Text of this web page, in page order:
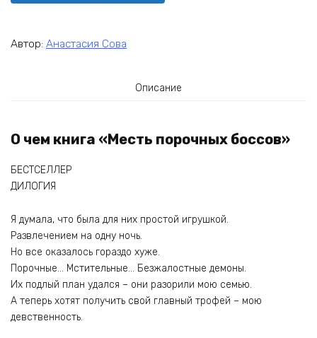
Автор: Анастасия Сова
Описание
О чем книга «Месть порочных боссов»
БЕСТСЕЛЛЕР
ДИЛОГИЯ
Я думала, что была для них простой игрушкой.
Развлечением на одну ночь.
Но все оказалось гораздо хуже.
Порочные… Мстительные… Безжалостные демоны.
Их подлый план удался – они разорили мою семью.
А теперь хотят получить свой главный трофей – мою
девственность.